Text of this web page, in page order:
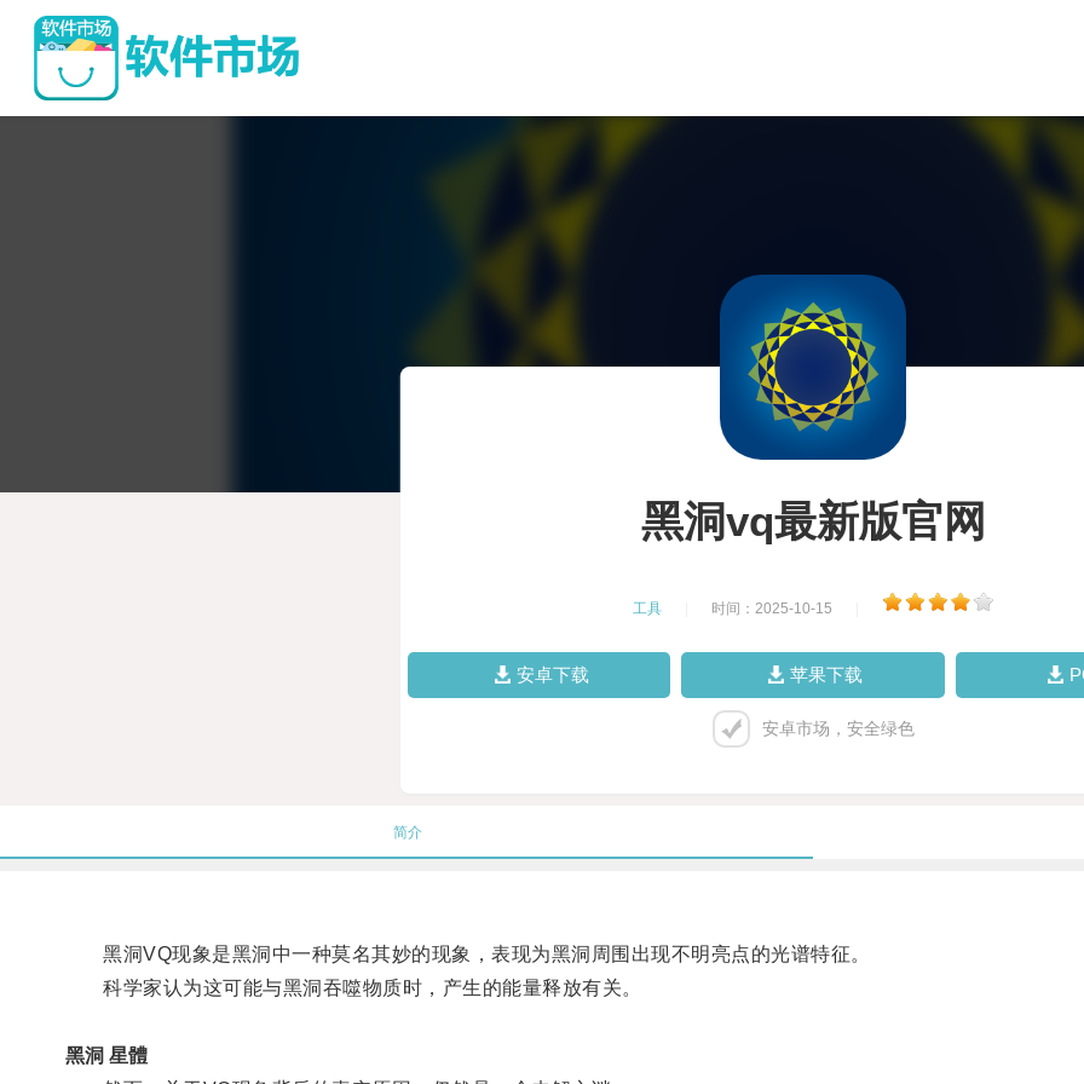
黑洞vq最新版官网
工具 时间：2025-10-15
安卓下载 苹果下载
安卓市场，安全绿色
简介
黑洞VQ现象是黑洞中一种莫名其妙的现象，表现为黑洞周围出现不明亮点的光谱特征。
科学家认为这可能与黑洞吞噬物质时，产生的能量释放有关。
黑洞 星體